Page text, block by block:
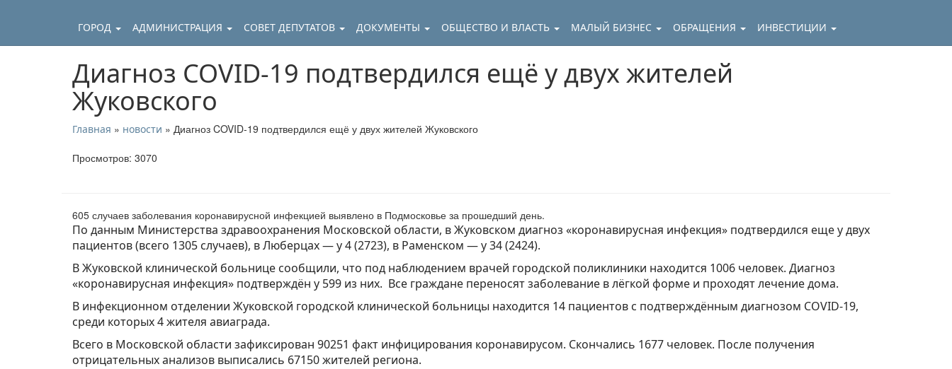
ГОРОД АДМИНИСТРАЦИЯ СОВЕТ ДЕПУТАТОВ ДОКУМЕНТЫ ОБЩЕСТВО И ВЛАСТЬ МАЛЫЙ БИЗНЕС ОБРАЩЕНИЯ ИНВЕСТИЦИИ
Диагноз COVID-19 подтвердился ещё у двух жителей
Жуковского
Главная » новости » Диагноз COVID-19 подтвердился ещё у двух жителей Жуковского
Просмотров: 3070
605 случаев заболевания коронавирусной инфекцией выявлено в Подмосковье за прошедший день.
По данным Министерства здравоохранения Московской области, в Жуковском диагноз «коронавирусная инфекция» подтвердился еще у двух
пациентов (всего 1305 случаев), в Люберцах — у 4 (2723), в Раменском — у 34 (2424).
В Жуковской клинической больнице сообщили, что под наблюдением врачей городской поликлиники находится 1006 человек. Диагноз
«коронавирусная инфекция» подтверждён у 599 из них. Все граждане переносят заболевание в лёгкой форме и проходят лечение дома.
В инфекционном отделении Жуковской городской клинической больницы находится 14 пациентов с подтверждённым диагнозом COVID-19,
среди которых 4 жителя авиаграда.
Всего в Московской области зафиксирован 90251 факт инфицирования коронавирусом. Скончались 1677 человек. После получения
отрицательных анализов выписались 67150 жителей региона.